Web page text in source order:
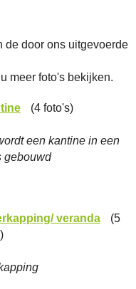
de door ons uitgevoerde
meer foto's bekijken.
(4 foto's)
een kantine in een
gebouwd
veranda
(5